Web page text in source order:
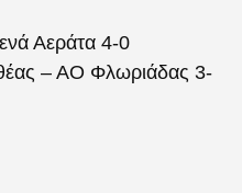
Αεράτα 4-0
– ΑΟ Φλωριάδας 3-